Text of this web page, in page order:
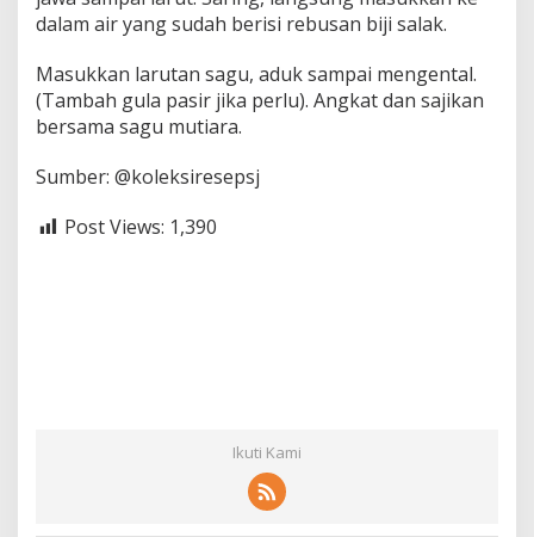
dalam air yang sudah berisi rebusan biji salak.
Masukkan larutan sagu, aduk sampai mengental.
(Tambah gula pasir jika perlu). Angkat dan sajikan
bersama sagu mutiara.
Sumber: @koleksiresepsj
Post Views: 1,390
Ikuti Kami